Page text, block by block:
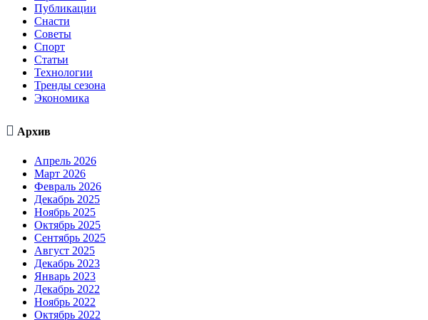
Публикации
Снасти
Советы
Спорт
Статьи
Технологии
Тренды сезона
Экономика
 Архив
Апрель 2026
Март 2026
Февраль 2026
Декабрь 2025
Ноябрь 2025
Октябрь 2025
Сентябрь 2025
Август 2025
Декабрь 2023
Январь 2023
Декабрь 2022
Ноябрь 2022
Октябрь 2022